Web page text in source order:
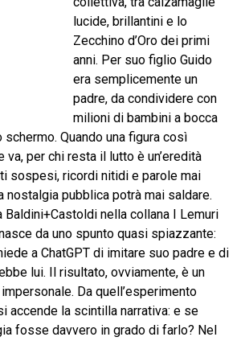
lucide, brillantini e lo
Zecchino d’Oro dei primi
anni. Per suo figlio Guido
era semplicemente un
padre, da condividere con
milioni di bambini a bocca
Quando una figura così
va, per chi resta il lutto è un’eredità
sospesi, ricordi nitidi e parole mai
nostalgia pubblica potrà mai saldare.
nella collana I Lemuri
da uno spunto quasi spiazzante:
a ChatGPT di imitare suo padre e di
lui. Il risultato, ovviamente, è un
Da quell’esperimento
accende la scintilla narrativa: e se
fosse davvero in grado di farlo? Nel